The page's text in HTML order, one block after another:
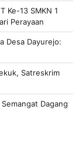
Ke-13 SMKN 1
Perayaan
Desa Dayurejo:
Satreskrim
Dagang